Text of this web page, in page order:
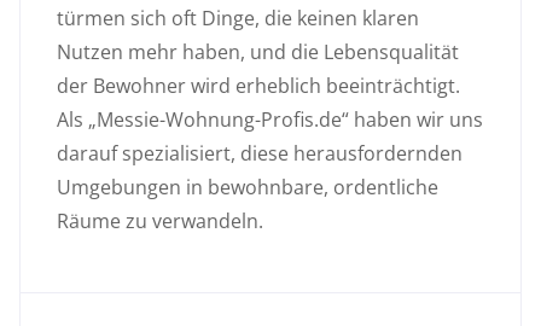
türmen sich oft Dinge, die keinen klaren
Nutzen mehr haben, und die Lebensqualität
der Bewohner wird erheblich beeinträchtigt.
Als „Messie-Wohnung-Profis.de“ haben wir uns
darauf spezialisiert, diese herausfordernden
Umgebungen in bewohnbare, ordentliche
Räume zu verwandeln.